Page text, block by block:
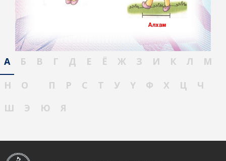
А Б В Г Д Е Ё Ж З И К Л
М
Н
О П Р С Т У Ү Ф Х Ц
Ч
Ш
Э Ю Я